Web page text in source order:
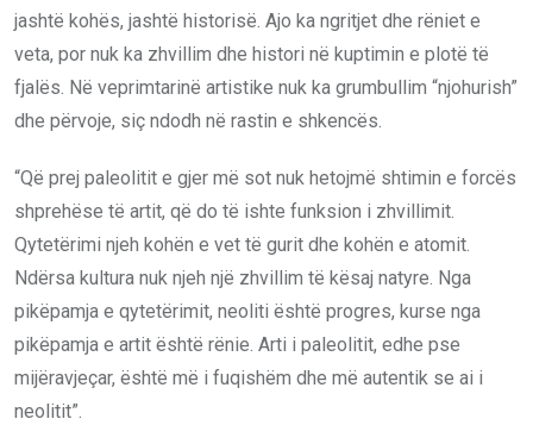
jashtë kohës, jashtë historisë. Ajo ka ngritjet dhe rëniet e
veta, por nuk ka zhvillim dhe histori në kuptimin e plotë të
fjalës. Në veprimtarinë artistike nuk ka grumbullim “njohurish”
dhe përvoje, siç ndodh në rastin e shkencës.
“Që prej paleolitit e gjer më sot nuk hetojmë shtimin e forcës
shprehëse të artit, që do të ishte funksion i zhvillimit.
Qytetërimi njeh kohën e vet të gurit dhe kohën e atomit.
Ndërsa kultura nuk njeh një zhvillim të kësaj natyre. Nga
pikëpamja e qytetërimit, neoliti është progres, kurse nga
pikëpamja e artit është rënie. Arti i paleolitit, edhe pse
mijëravjeçar, është më i fuqishëm dhe më autentik se ai i
neolitit”.